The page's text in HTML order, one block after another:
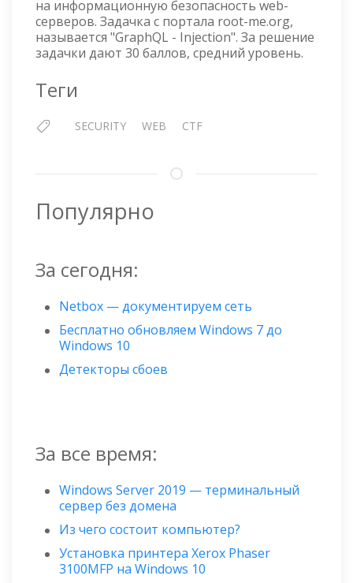
на информационную безопасность web-
серверов. Задачка с портала root-me.org,
называется "GraphQL - Injection". За решение
задачки дают 30 баллов, средний уровень.
Теги
SECURITY WEB CTF
Популярно
За сегодня:
Netbox — документируем сеть
Бесплатно обновляем Windows 7 до
Windows 10
Детекторы сбоев
За все время:
Windows Server 2019 — терминальный
сервер без домена
Из чего состоит компьютер?
Установка принтера Xerox Phaser
3100MFP на Windows 10